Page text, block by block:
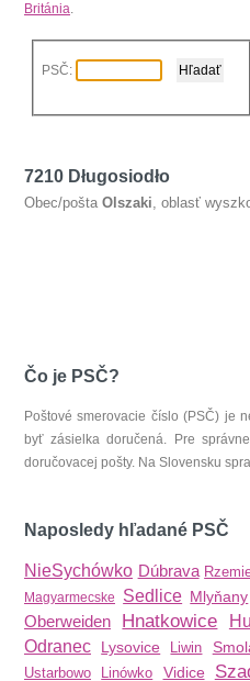
Británia.
PSČ:
7210 Długosiodło
Obec/pošta Olszaki, oblasť
Čo je PSČ?
Poštové smerovacie číslo (PSČ) je
byť zásielka doručená. Pre
doručovacej pošty. Na Slovensku
Naposledy hľadané PSČ
NieSychówko Dúbrava
Magyarmecske
Sedlice Mlyňany
Oberweiden Hnatkowice
Odranec Lysovice Liwin
Ustarbowo
Linówko Vidice